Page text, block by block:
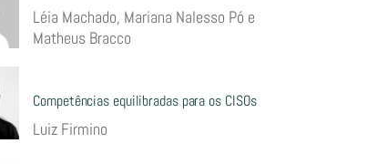
Léia Machado, Mariana Nalesso Pó e
Matheus Bracco
Competências equilibradas para os CISOs
Luiz Firmino